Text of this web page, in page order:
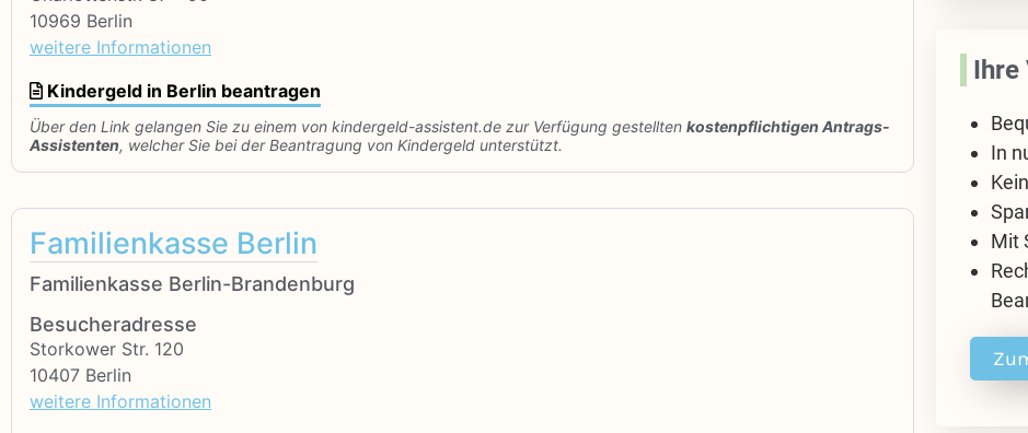
10969 Berlin
weitere Informationen
Kindergeld in Berlin beantragen
Über den Link gelangen Sie zu einem von kindergeld-assistent.de zur Verfügung gestellten kostenpflichtigen Antrags-
Assistenten, welcher Sie bei der Beantragung von Kindergeld unterstützt.
Familienkasse Berlin
Familienkasse Berlin-Brandenburg
Besucheradresse
Storkower Str. 120
10407 Berlin
weitere Informationen
Ihre
In
Mit